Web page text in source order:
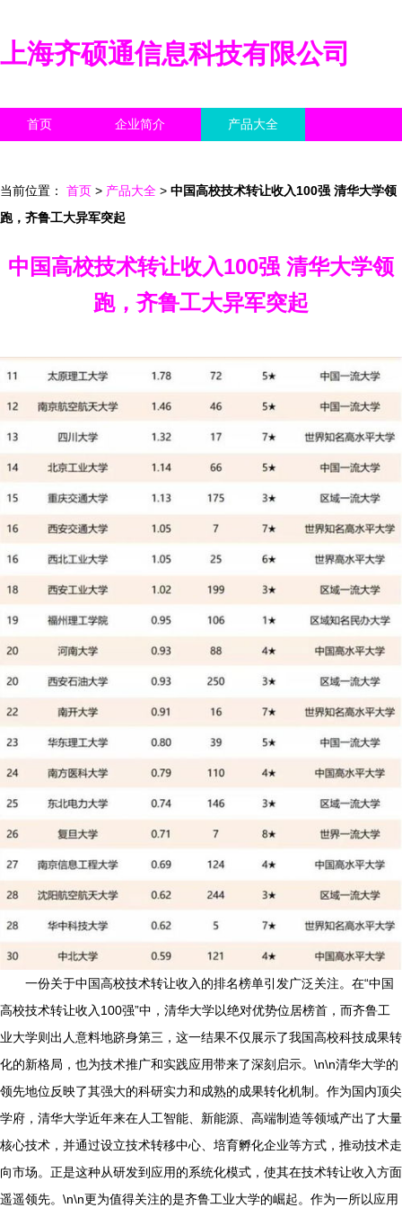
上海齐硕通信息科技有限公司
首页 企业简介 产品大全
当前位置： 首页 > 产品大全 > 中国高校技术转让收入100强 清华大学领
跑，齐鲁工大异军突起
中国高校技术转让收入100强 清华大学领
跑，齐鲁工大异军突起
一份关于中国高校技术转让收入的排名榜单引发广泛关注。在“中国
高校技术转让收入100强”中，清华大学以绝对优势位居榜首，而齐鲁工
业大学则出人意料地跻身第三，这一结果不仅展示了我国高校科技成果转
化的新格局，也为技术推广和实践应用带来了深刻启示。\n\n清华大学的
领先地位反映了其强大的科研实力和成熟的成果转化机制。作为国内顶尖
学府，清华大学近年来在人工智能、新能源、高端制造等领域产出了大量
核心技术，并通过设立技术转移中心、培育孵化企业等方式，推动技术走
向市场。正是这种从研发到应用的系统化模式，使其在技术转让收入方面
遥遥领先。\n\n更为值得关注的是齐鲁工业大学的崛起。作为一所以应用